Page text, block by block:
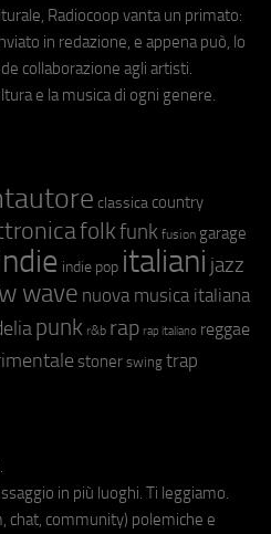
Radiocoop vanta un primato:
in redazione, e appena può, lo
collaborazione agli artisti.
e la musica di ogni genere.
classica country
folkfunk fusion garage
indie pop italiani jazz
wave nuova musica italiana
punk r&b rap rap italiano reggae
stoner swing trap
in più luoghi. Ti leggiamo.
chat, community) polemiche e